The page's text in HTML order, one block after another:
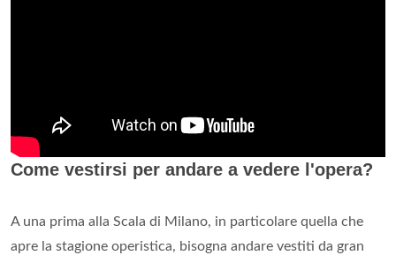
Come vestirsi per andare a vedere l'opera?
A una prima alla Scala di Milano, in particolare quella che
apre la stagione operistica, bisogna andare vestiti da gran